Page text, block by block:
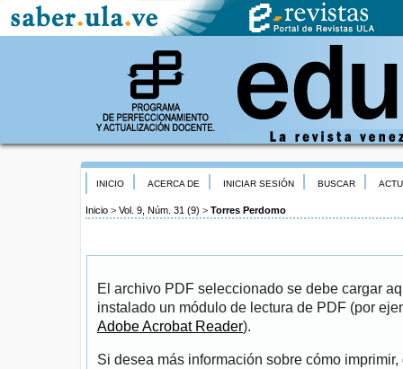
INICIO ACERCA DE INICIAR SESIÓN BUSCAR
Inicio > Vol. 9, Núm. 31 (9) > Torres Perdomo
El archivo PDF seleccionado se debe cargar
instalado un módulo de lectura de PDF (por
Adobe Acrobat Reader).
Si desea más información sobre cómo